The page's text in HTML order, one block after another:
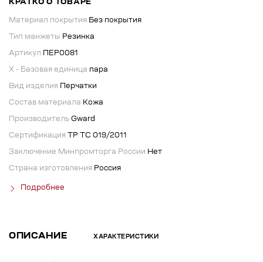
КРАТКО О ТОВАРЕ
Материал покрытия Без покрытия
Тип манжеты Резинка
Артикул ПЕР0081
X - Базовая единица пара
Вид изделия Перчатки
Состав материала Кожа
Производитель Gward
Сертификация ТР ТС 019/2011
Заключение Минпромторга России Нет
Страна изготовления Россия
Подробнее
ОПИСАНИЕ ХАРАКТЕРИСТИКИ